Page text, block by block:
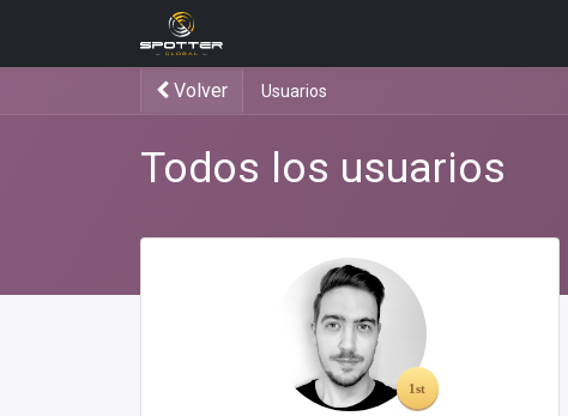
Volver Usuarios
Todos los usuarios